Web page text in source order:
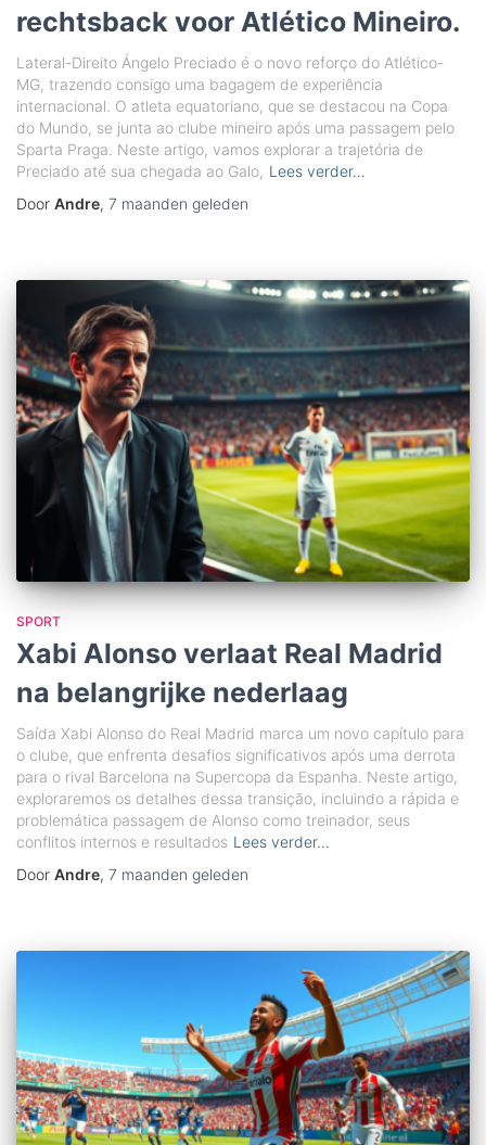
rechtsback voor Atlético Mineiro.
Lateral-Direito Ángelo Preciado é o novo reforço do Atlético-
MG, trazendo consigo uma bagagem de experiência
internacional. O atleta equatoriano, que se destacou na Copa
do Mundo, se junta ao clube mineiro após uma passagem pelo
Sparta Praga. Neste artigo, vamos explorar a trajetória de
Preciado até sua chegada ao Galo, Lees verder…
Door Andre, 7 maanden geleden
SPORT
Xabi Alonso verlaat Real Madrid
na belangrijke nederlaag
Saída Xabi Alonso do Real Madrid marca um novo capítulo para
o clube, que enfrenta desafios significativos após uma derrota
para o rival Barcelona na Supercopa da Espanha. Neste artigo,
exploraremos os detalhes dessa transição, incluindo a rápida e
problemática passagem de Alonso como treinador, seus
conflitos internos e resultados Lees verder…
Door Andre, 7 maanden geleden